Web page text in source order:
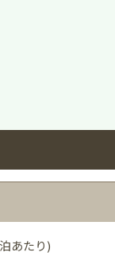
あたり)